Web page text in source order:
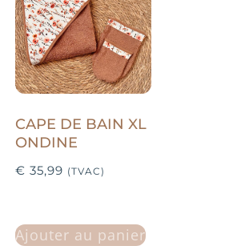
CAPE DE BAIN XL
ONDINE
€ 35,99 (TVAC)
Ajouter au panier